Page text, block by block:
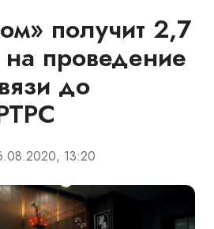
получит 2,7
проведение
до
13:20